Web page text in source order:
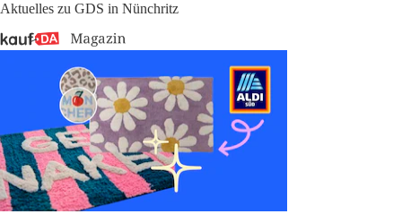
Aktuelles zu GDS in Nünchritz